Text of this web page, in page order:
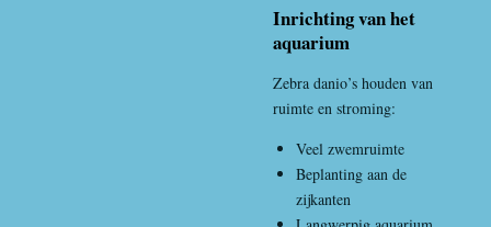
Inrichting van het
aquarium
Zebra danio’s houden van
ruimte en stroming:
Veel zwemruimte
Beplanting aan de
zijkanten